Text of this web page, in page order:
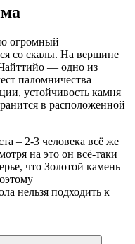
огромный
со скалы. На вершине
— одно из
паломничества
устойчивость камня
в расположенной
– 2-3 человека всё же
на это он всё-таки
что Золотой камень
нельзя подходить к